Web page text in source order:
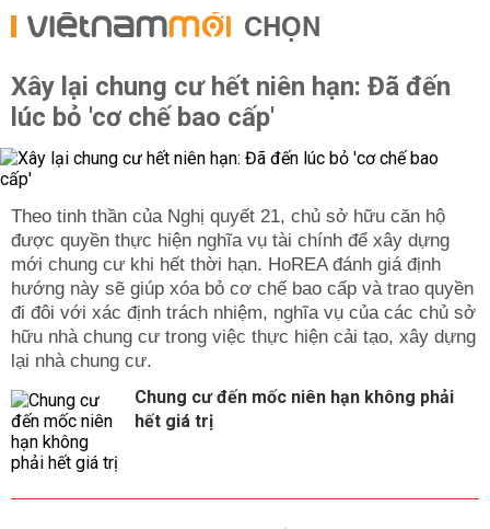
CHỌN
Xây lại chung cư hết niên hạn: Đã đến
lúc bỏ 'cơ chế bao cấp'
Theo tinh thần của Nghị quyết 21, chủ sở hữu căn hộ
được quyền thực hiện nghĩa vụ tài chính để xây dựng
mới chung cư khi hết thời hạn. HoREA đánh giá định
hướng này sẽ giúp xóa bỏ cơ chế bao cấp và trao quyền
đi đôi với xác định trách nhiệm, nghĩa vụ của các chủ sở
hữu nhà chung cư trong việc thực hiện cải tạo, xây dựng
lại nhà chung cư.
Chung cư đến mốc niên hạn không phải
hết giá trị